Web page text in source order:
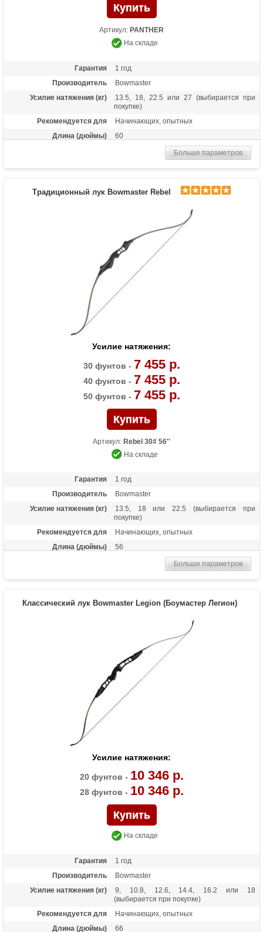
Артикул: PANTHER
На складе
Гарантия
1 год
Производитель
Bowmaster
Усилие натяжения (кг)
13.5, 18, 22.5 или 27 (выбирается при
покупке)
Рекомендуется для
Начинающих, опытных
Длина (дюймы)
60
Лук, пластиковая полочка, тетива В50,
шестигранники
Материалы изделия
Рукоятка - алюминий, плечи - дерево с
ламинатом
Больше параметров
Традиционный лук Bowmaster Rebel
Усилие натяжения:
30 фунтов - 7 455 р.
40 фунтов - 7 455 р.
50 фунтов - 7 455 р.
Артикул: Rebel 30# 56''
На складе
Гарантия
1 год
Производитель
Bowmaster
Усилие натяжения (кг)
13.5, 18 или 22.5 (выбирается при
покупке)
Рекомендуется для
Начинающих, опытных
Длина (дюймы)
56
Лук, пластиковая полочка, тетива В50,
шестигранники
Материалы изделия
Рукоятка - алюминий, плечи - дерево с
ламинатом
Больше параметров
Классический лук Bowmaster Legion (Боумастер Легион)
Усилие натяжения:
20 фунтов - 10 346 р.
28 фунтов - 10 346 р.
На складе
Гарантия
1 год
Производитель
Bowmaster
Усилие натяжения (кг)
9, 10.8, 12.6, 14.4, 16.2 или 18
(выбирается при покупке)
Рекомендуется для
Начинающих, опытных
Длина (дюймы)
66